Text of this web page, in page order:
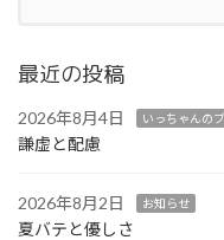
最近の投稿
2026年8月4日 いっちゃんの
謙虚と配慮
2026年8月2日 お知らせ
夏バテと優しさ